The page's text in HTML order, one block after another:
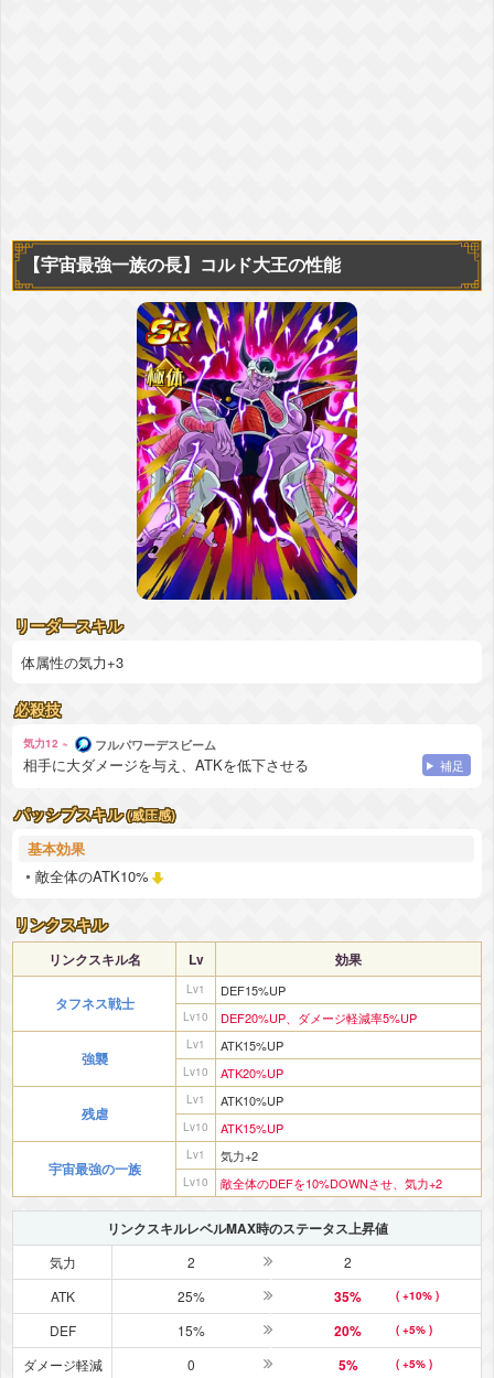
【宇宙最強一族の長】 コルド大王の性能
リーダースキル
体属性の気力+3
必殺技
気力12 ~ フルパワーデスビーム
相手に大ダメージを与え、ATKを低下させる 補足
パッシブスキル (威圧感)
基本効果
敵全体のATK10%
リンクスキル
リンクスキル名 Lv 効果
タフネス戦士
Lv1 DEF15%UP
Lv10 DEF20%UP、ダメージ軽減率5%UP
強襲
Lv1 ATK15%UP
Lv10 ATK20%UP
残虐
Lv1 ATK10%UP
Lv10 ATK15%UP
宇宙最強の一族
Lv1 気力+2
Lv10 敵全体のDEFを10%DOWNさせ、気力+2
リンクスキルレベルMAX時のステータス上昇値
気力 2
2
ATK
25% 35% ( +10% )
DEF 15% 20% ( +5% )
ダメージ軽減 0 5% ( +5% )